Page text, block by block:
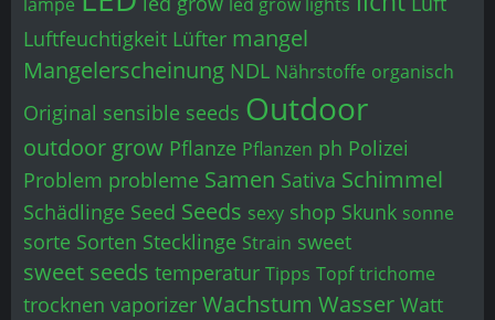
Luftfeuchtigkeit Lüfter mangel
Mangelerscheinung NDL Nährstoffe organisch
Original sensible seeds Outdoor
outdoor grow Pflanze Pflanzen ph Polizei
Problem probleme Samen Sativa Schimmel
Schädlinge Seed Seeds sexy shop Skunk sonne
sorte Sorten Stecklinge Strain sweet
sweet seeds temperatur Tipps Topf trichome
trocknen vaporizer Wachstum Wasser Watt